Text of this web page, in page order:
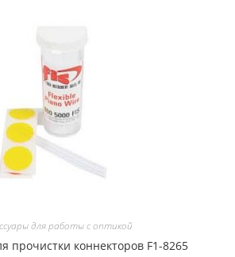
для работы с оптикой
прочистки коннекторов F1-8265